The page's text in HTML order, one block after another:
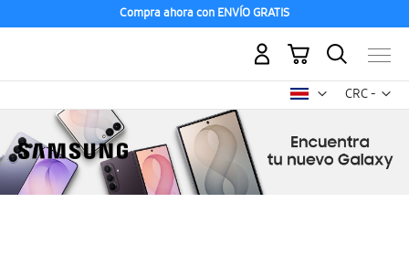
Compra ahora con ENVÍO GRATIS
CRC -
colón
Mi carrito